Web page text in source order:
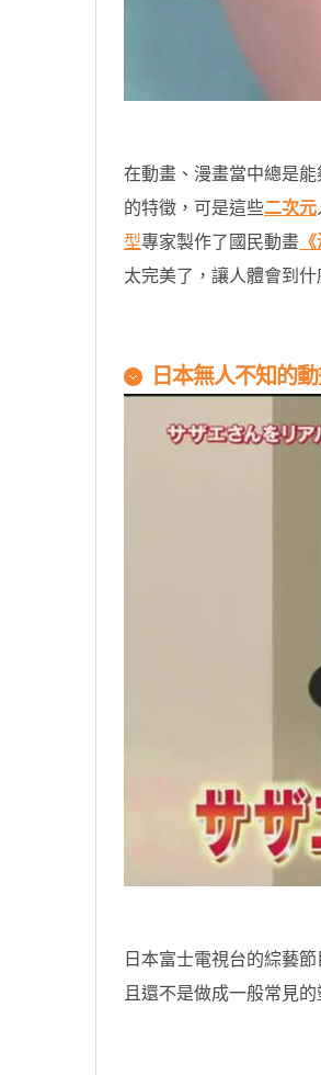
在動畫、漫畫當中總是
的特徵，可是這些二次元
型專家製作了國民動畫
太完美了，讓人體會到
日本無人不知的
日本富士電視台的綜藝節
且還不是做成一般常見